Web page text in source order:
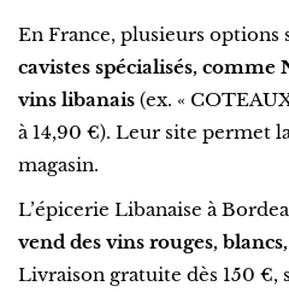
En France, plusieurs options
cavistes spécialisés, comme
vins libanais (ex. «
à 14,90 €). Leur site permet
magasin.
L’épicerie Libanaise à
vend des vins rouges,
Livraison gratuite dès 150 €,